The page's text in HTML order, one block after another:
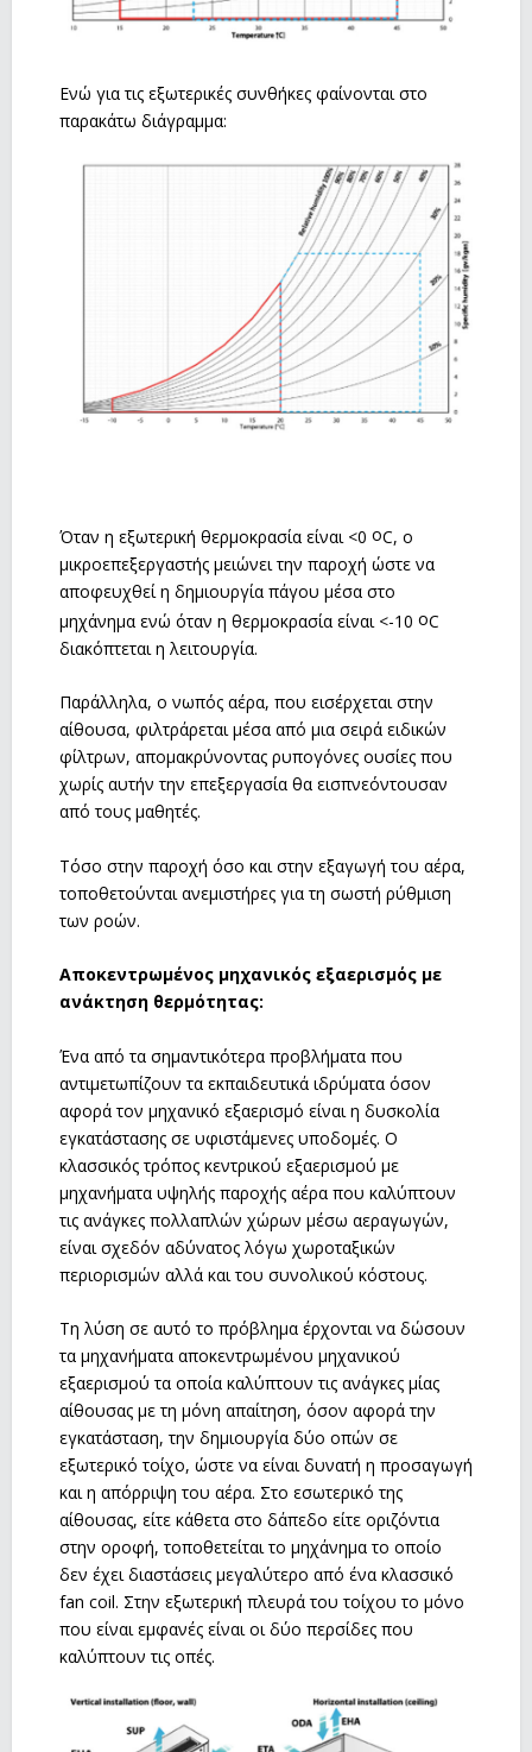
Ενώ για τις εξωτερικές συνθήκες φαίνονται στο
παρακάτω διάγραμμα:
Όταν η εξωτερική θερμοκρασία είναι <0 oC, ο
μικροεπεξεργαστής μειώνει την παροχή ώστε να
αποφευχθεί η δημιουργία πάγου μέσα στο
μηχάνημα ενώ όταν η θερμοκρασία είναι <-10 oC
διακόπτεται η λειτουργία.
Παράλληλα, ο νωπός αέρα, που εισέρχεται στην
αίθουσα, φιλτράρεται μέσα από μια σειρά ειδικών
φίλτρων, απομακρύνοντας ρυπογόνες ουσίες που
χωρίς αυτήν την επεξεργασία θα εισπνεόντουσαν
από τους μαθητές.
Τόσο στην παροχή όσο και στην εξαγωγή του αέρα,
τοποθετούνται ανεμιστήρες για τη σωστή ρύθμιση
των ροών.
Αποκεντρωμένος μηχανικός εξαερισμός με
ανάκτηση θερμότητας:
Ένα από τα σημαντικότερα προβλήματα που
αντιμετωπίζουν τα εκπαιδευτικά ιδρύματα όσον
αφορά τον μηχανικό εξαερισμό είναι η δυσκολία
εγκατάστασης σε υφιστάμενες υποδομές. Ο
κλασσικός τρόπος κεντρικού εξαερισμού με
μηχανήματα υψηλής παροχής αέρα που καλύπτουν
τις ανάγκες πολλαπλών χώρων μέσω αεραγωγών,
είναι σχεδόν αδύνατος λόγω χωροταξικών
περιορισμών αλλά και του συνολικού κόστους.
Τη λύση σε αυτό το πρόβλημα έρχονται να δώσουν
τα μηχανήματα αποκεντρωμένου μηχανικού
εξαερισμού τα οποία καλύπτουν τις ανάγκες μίας
αίθουσας με τη μόνη απαίτηση, όσον αφορά την
εγκατάσταση, την δημιουργία δύο οπών σε
εξωτερικό τοίχο, ώστε να είναι δυνατή η προσαγωγή
και η απόρριψη του αέρα. Στο εσωτερικό της
αίθουσας, είτε κάθετα στο δάπεδο είτε οριζόντια
στην οροφή, τοποθετείται το μηχάνημα το οποίο
δεν έχει διαστάσεις μεγαλύτερο από ένα κλασσικό
fan coil. Στην εξωτερική πλευρά του τοίχου το μόνο
που είναι εμφανές είναι οι δύο περσίδες που
καλύπτουν τις οπές.